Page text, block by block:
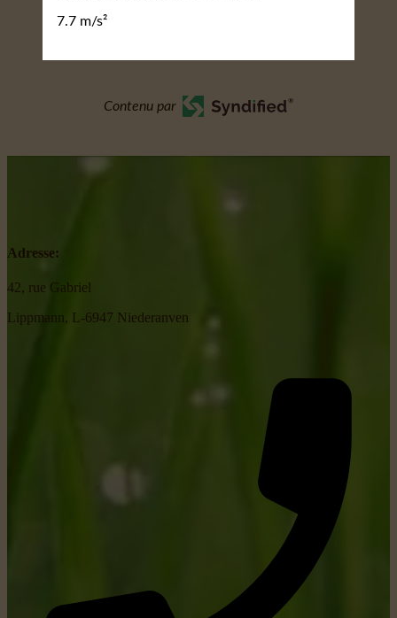
7.7 m/s²
Contenu par
Adresse:
42, rue Gabriel
Lippmann, L-6947 Niederanven